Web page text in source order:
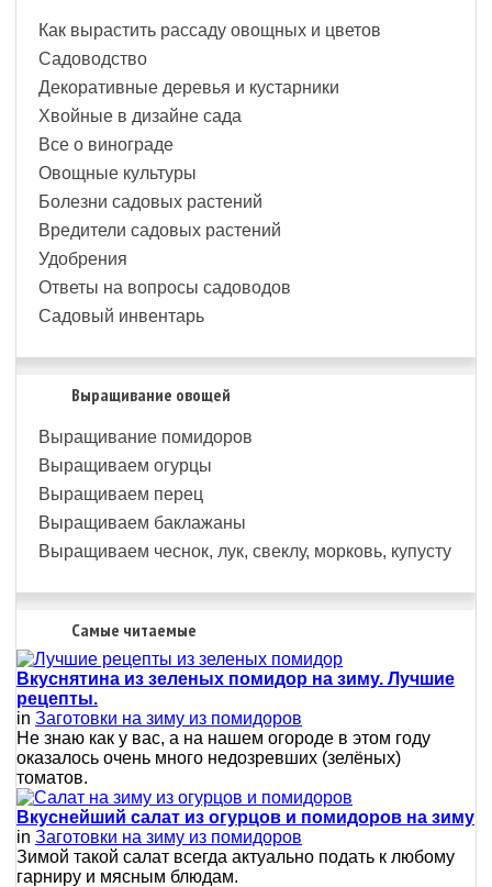
Как вырастить рассаду овощных и цветов
Садоводство
Декоративные деревья и кустарники
Хвойные в дизайне сада
Все о винограде
Овощные культуры
Болезни садовых растений
Вредители садовых растений
Удобрения
Ответы на вопросы садоводов
Садовый инвентарь
Выращивание овощей
Выращивание помидоров
Выращиваем огурцы
Выращиваем перец
Выращиваем баклажаны
Выращиваем чеснок, лук, свеклу, морковь, купусту
Самые читаемые
Вкуснятина из зеленых помидор на зиму. Лучшие
рецепты.
in Заготовки на зиму из помидоров
Не знаю как у вас, а на нашем огороде в этом году
оказалось очень много недозревших (зелёных)
томатов.
Вкуснейший салат из огурцов и помидоров на зиму
in Заготовки на зиму из помидоров
Зимой такой салат всегда актуально подать к любому
гарниру и мясным блюдам.